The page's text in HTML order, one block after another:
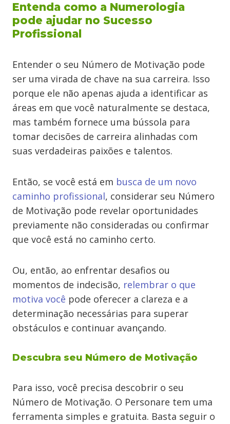
Entenda como a Numerologia
pode ajudar no Sucesso
Profissional
Entender o seu Número de Motivação pode
ser uma virada de chave na sua carreira. Isso
porque ele não apenas ajuda a identificar as
áreas em que você naturalmente se destaca,
mas também fornece uma bússola para
tomar decisões de carreira alinhadas com
suas verdadeiras paixões e talentos.
Então, se você está em busca de um novo
caminho profissional, considerar seu Número
de Motivação pode revelar oportunidades
previamente não consideradas ou confirmar
que você está no caminho certo.
Ou, então, ao enfrentar desafios ou
momentos de indecisão, relembrar o que
motiva você pode oferecer a clareza e a
determinação necessárias para superar
obstáculos e continuar avançando.
Descubra seu Número de Motivação
Para isso, você precisa descobrir o seu
Número de Motivação. O Personare tem uma
ferramenta simples e gratuita. Basta seguir o